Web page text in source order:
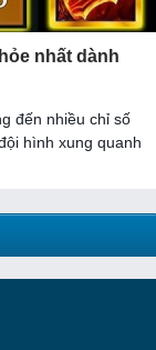
nhất dành
đến nhiều chỉ số
hình xung quanh